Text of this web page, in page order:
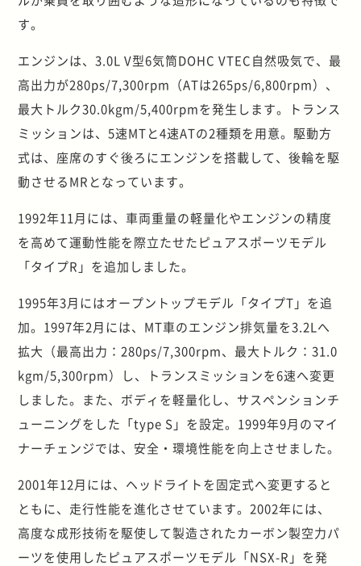
す。
エンジンは、3.0L V型6気筒DOHC VTEC自然吸気で、最
高出力が280ps/7,300rpm（ATは265ps/6,800rpm）、
最大トルク30.0kgm/5,400rpmを発生します。トランス
ミッションは、5速MTと4速ATの2種類を用意。駆動方
式は、座席のすぐ後ろにエンジンを搭載して、後輪を駆
動させるMRとなっています。
1992年11月には、車両重量の軽量化やエンジンの精度
を高めて運動性能を際立たせたピュアスポーツモデル
「タイプR」を追加しました。
1995年3月にはオープントップモデル「タイプT」を追
加。1997年2月には、MT車のエンジン排気量を3.2Lへ
拡大（最高出力：280ps/7,300rpm、最大トルク：31.0
kgm/5,300rpm）し、トランスミッションを6速へ変更
しました。また、ボディを軽量化し、サスペンションチ
ューニングをした「type S」を設定。1999年9月のマイ
ナーチェンジでは、安全・環境性能を向上させました。
2001年12月には、ヘッドライトを固定式へ変更すると
ともに、走行性能を進化させています。2002年には、
高度な成形技術を駆使して製造されたカーボン製空力パ
ーツを使用したピュアスポーツモデル「NSX-R」を発